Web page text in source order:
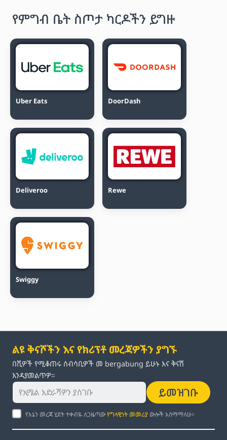
የምግብ ቤት ስጦታ ካርዶችን ይግዙ
Uber Eats DoorDash
Deliveroo Rewe
Swiggy
ልዩ ቅናሾችን እና የክሪፕቶ መረጃዎችን ያግኙ
በሺዎች የሚቆጠሩ ሰብሳቢዎች መ bergabung ይሁኑ እና ቅናሽ
እንዳያመልጥዎ።
ይመዝገቡ
የእኔን መረጃ ሂደት ተቀብዬ ለጋዜጣውየግላዊነት መመሪያ ውሎች እስማማለሁ።